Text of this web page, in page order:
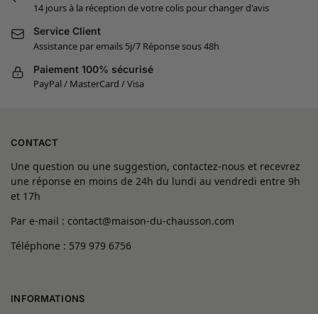
14 jours à la réception de votre colis pour changer d'avis
Service Client
Assistance par emails 5j/7 Réponse sous 48h
Paiement 100% sécurisé
PayPal / MasterCard / Visa
CONTACT
Une question ou une suggestion, contactez-nous et recevrez
une réponse en moins de 24h du lundi au vendredi entre 9h
et 17h
Par e-mail : contact@maison-du-chausson.com
Téléphone : 579 979 6756
INFORMATIONS